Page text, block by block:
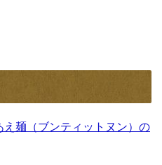
え麺（ブンティットヌン）の